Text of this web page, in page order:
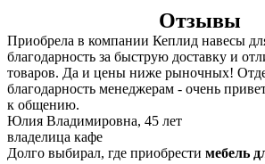
Отзывы
Приобрела в компании Кеплид навесы
благодарность за быструю доставку и
товаров. Да и цены ниже рыночных!
благодарность менеджерам - очень
к общению.
Юлия Владимировна, 45 лет
владелица кафе
Долго выбирал, где приобрести мебель